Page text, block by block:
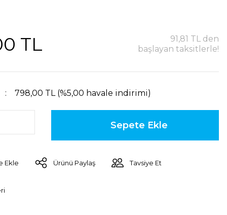
TL
91,81 TL den
başlayan taksitlerle!
798,00 TL (%5,00 havale indirimi)
Sepete Ekle
Ürünü Paylaş Tavsiye Et